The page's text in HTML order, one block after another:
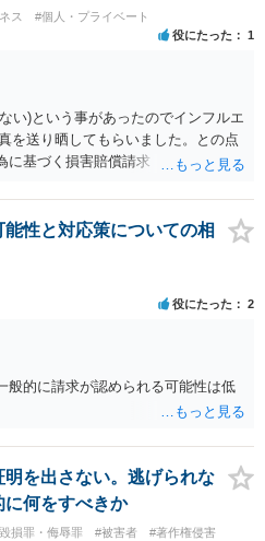
著作物の問題が出ますのでこの点
ス #個人・プライベート
役にたった 1
い)という事があったのでインフルエ
を送り晒してもらいました。との点
に基づく損害賠償請求（共同不法行
で仕事が飛んだとのことでその分の
を請求すると言われています。」で
と思いますので、損害額で争っても
ください。
性と対応策についての相
役にたった 2
般的に請求が認められる可能性は低
を出さない。逃げられな
に何をすべきか
損罪・侮辱罪 #被害者
#著作権侵害